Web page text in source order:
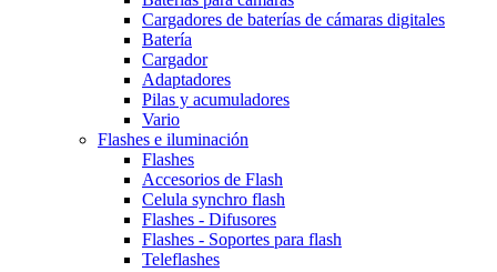
Cargadores de baterías de cámaras digitales
Batería
Cargador
Adaptadores
Pilas y acumuladores
Vario
Flashes e iluminación
Flashes
Accesorios de Flash
Celula synchro flash
Flashes - Difusores
Flashes - Soportes para flash
Teleflashes